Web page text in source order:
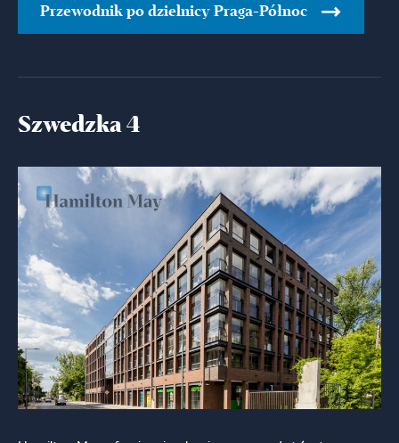
Przewodnik po dzielnicy Praga-Północ
Szwedzka 4